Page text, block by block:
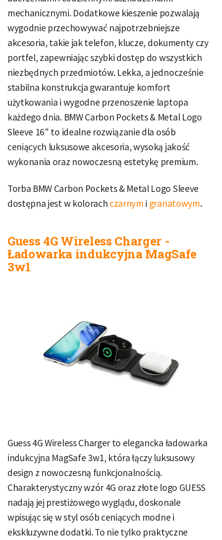
mechanicznymi. Dodatkowe kieszenie pozwalają
wygodnie przechowywać najpotrzebniejsze
akcesoria, takie jak telefon, klucze, dokumenty czy
portfel, zapewniając szybki dostęp do wszystkich
niezbędnych przedmiotów. Lekka, a jednocześnie
stabilna konstrukcja gwarantuje komfort
użytkowania i wygodne przenoszenie laptopa
każdego dnia. BMW Carbon Pockets & Metal Logo
Sleeve 16" to idealne rozwiązanie dla osób
ceniących luksusowe akcesoria, wysoką jakość
wykonania oraz nowoczesną estetykę premium.
Torba BMW Carbon Pockets & Metal Logo Sleeve
dostępna jest w kolorach czarnym i granatowym.
Guess 4G Wireless Charger -
Ładowarka indukcyjna MagSafe
3w1
Guess 4G Wireless Charger to elegancka ładowarka
indukcyjna MagSafe 3w1, która łączy luksusowy
design z nowoczesną funkcjonalnością.
Charakterystyczny wzór 4G oraz złote logo GUESS
nadają jej prestiżowego wyglądu, doskonale
wpisując się w styl osób ceniących modne i
ekskluzywne dodatki. To nie tylko praktyczne